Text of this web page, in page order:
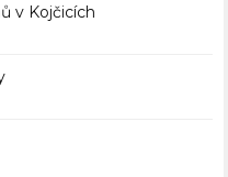
v Kojčicích